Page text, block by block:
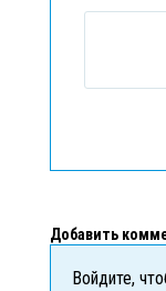
Добавить
Войдите,